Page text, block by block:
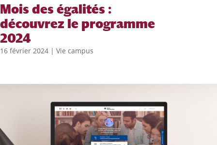
Mois des égalités :
découvrez le programme
2024
16 février 2024 | Vie campus